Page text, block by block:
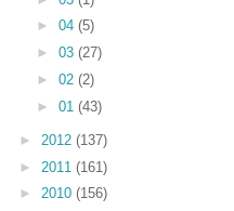
► 04 (5)
► 03 (27)
► 02 (2)
► 01 (43)
► 2012 (137)
► 2011 (161)
► 2010 (156)